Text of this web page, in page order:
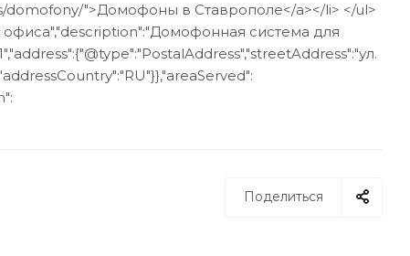
domofony/">Домофоны в Ставрополе</a></li> </ul>
система для
Поделиться